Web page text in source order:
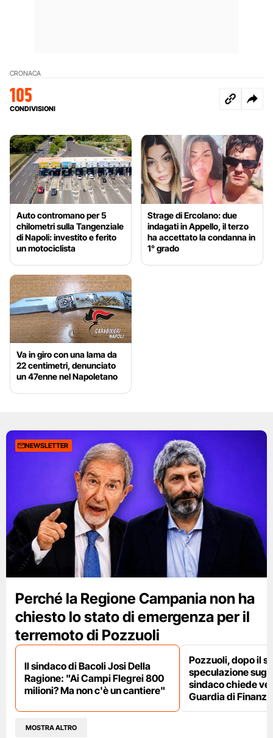
CRONACA
105
CONDIVISIONI
Auto contromano per 5
chilometri sulla Tangenziale
di Napoli: investito e ferito
un motociclista
Strage di Ercolano: due
indagati in Appello, il terzo
ha accettato la condanna in
1° grado
Va in giro con una lama da
22 centimetri, denunciato
un 47enne nel Napoletano
NEWSLETTER
Perché la Regione Campania non ha
chiesto lo stato di emergenza per il
terremoto di Pozzuoli
Il sindaco di Bacoli Josi Della
Ragione: "Ai Campi Flegrei 800
milioni? Ma non c'è un cantiere"
Pozzuoli, dopo il
speculazione
sindaco chiede
Guardia di Finanza
MOSTRA ALTRO